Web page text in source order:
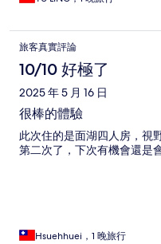
旅客真實評論
10/10 好極了
2025 年 5 月 16 日
很棒的體驗
此次住的是面湖四人房，視
第二次了，下次有機會還是
Hsuehhuei，1 晚旅行